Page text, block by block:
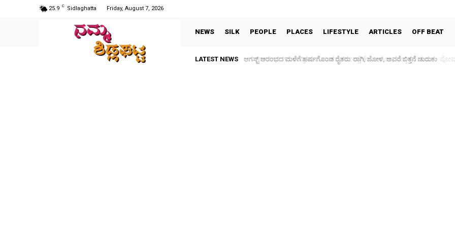
25.9 C Sidlaghatta Friday, August 7, 2026
NEWS SILK PEOPLE PLACES LIFESTYLE ARTICLES OFF BEAT
LATEST NEWS ಕನಕನಗರ: ಗರುಡಾದ್ರಿ ಶಾಲೆ ಮುಂಭಾಗದ ರಸ್ತೆ ಕೆಸರುಮಯ, ಮಕ್ಕಳಿಗೆ ಗಾಯ –